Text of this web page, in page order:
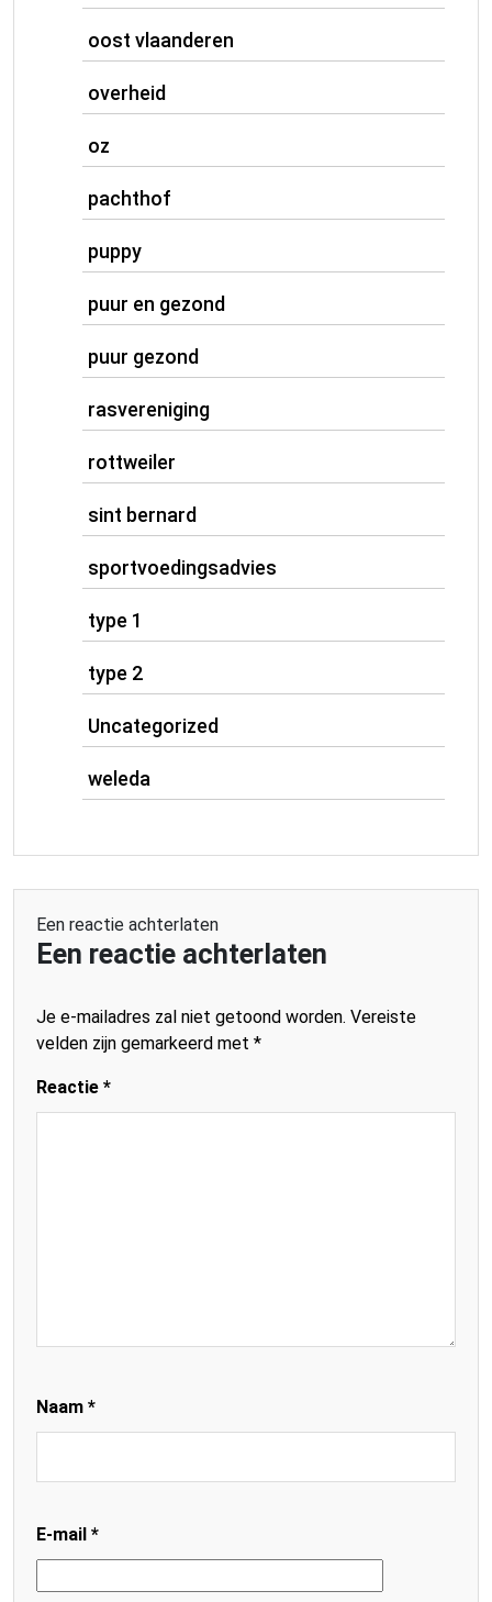
oost vlaanderen
overheid
oz
pachthof
puppy
puur en gezond
puur gezond
rasvereniging
rottweiler
sint bernard
sportvoedingsadvies
type 1
type 2
Uncategorized
weleda
Een reactie achterlaten
Een reactie achterlaten
Je e-mailadres zal niet getoond worden. Vereiste
velden zijn gemarkeerd met *
Reactie *
Naam *
E-mail *